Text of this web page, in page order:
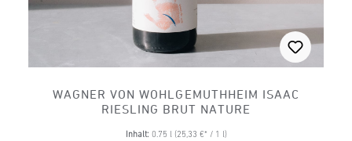
WAGNER VON WOHLGEMUTHHEIM ISAAC
RIESLING BRUT NATURE
Inhalt: 0.75 l (25,33 €* / 1 l)